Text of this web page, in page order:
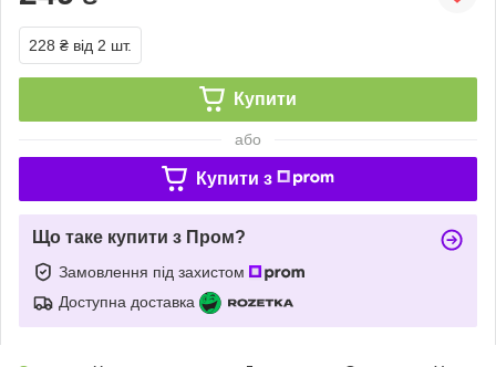
228 ₴ від 2 шт.
Купити
або
Купити з
Що таке купити з Пром?
Замовлення під захистом
Доступна доставка